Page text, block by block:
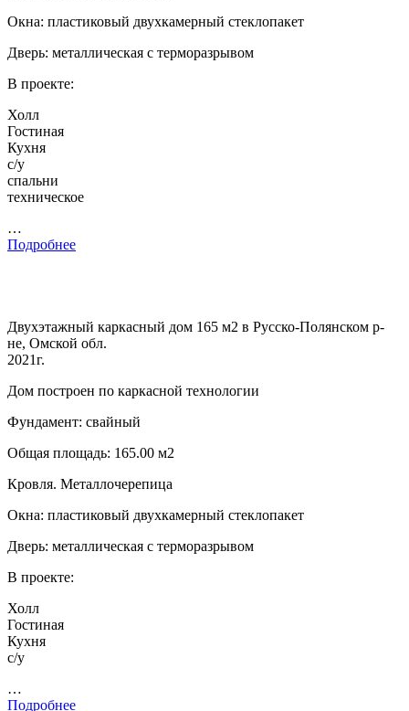
Окна: пластиковый двухкамерный стеклопакет
Дверь: металлическая с терморазрывом
В проекте:
Холл
Гостиная
Кухня
с/у
спальни
техническое
…
Подробнее
Двухэтажный каркасный дом 165 м2 в Русско-Полянском р-
не, Омской обл.
2021г.
Дом построен по каркасной технологии
Фундамент: свайный
Общая площадь: 165.00 м2
Кровля. Металлочерепица
Окна: пластиковый двухкамерный стеклопакет
Дверь: металлическая с терморазрывом
В проекте:
Холл
Гостиная
Кухня
с/у
…
Подробнее